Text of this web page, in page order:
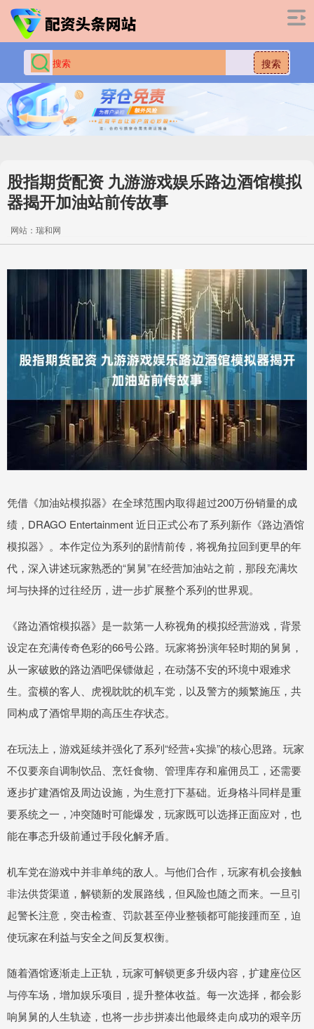
搜索
股指期货配资 九游游戏娱乐路边酒馆模拟
器揭开加油站前传故事
网站：瑞和网
凭借《加油站模拟器》在全球范围内取得超过200万份销量的成
绩，DRAGO Entertainment 近日正式公布了系列新作《路边酒馆
模拟器》。本作定位为系列的剧情前传，将视角拉回到更早的年
代，深入讲述玩家熟悉的“舅舅”在经营加油站之前，那段充满坎
坷与抉择的过往经历，进一步扩展整个系列的世界观。
《路边酒馆模拟器》是一款第一人称视角的模拟经营游戏，背景
设定在充满传奇色彩的66号公路。玩家将扮演年轻时期的舅舅，
从一家破败的路边酒吧保镖做起，在动荡不安的环境中艰难求
生。蛮横的客人、虎视眈眈的机车党，以及警方的频繁施压，共
同构成了酒馆早期的高压生存状态。
在玩法上，游戏延续并强化了系列“经营+实操”的核心思路。玩家
不仅要亲自调制饮品、烹饪食物、管理库存和雇佣员工，还需要
逐步扩建酒馆及周边设施，为生意打下基础。近身格斗同样是重
要系统之一，冲突随时可能爆发，玩家既可以选择正面应对，也
能在事态升级前通过手段化解矛盾。
机车党在游戏中并非单纯的敌人。与他们合作，玩家有机会接触
非法供货渠道，解锁新的发展路线，但风险也随之而来。一旦引
起警长注意，突击检查、罚款甚至停业整顿都可能接踵而至，迫
使玩家在利益与安全之间反复权衡。
随着酒馆逐渐走上正轨，玩家可解锁更多升级内容，扩建座位区
与停车场，增加娱乐项目，提升整体收益。每一次选择，都会影
响舅舅的人生轨迹，也将一步步拼凑出他最终走向成功的艰辛历